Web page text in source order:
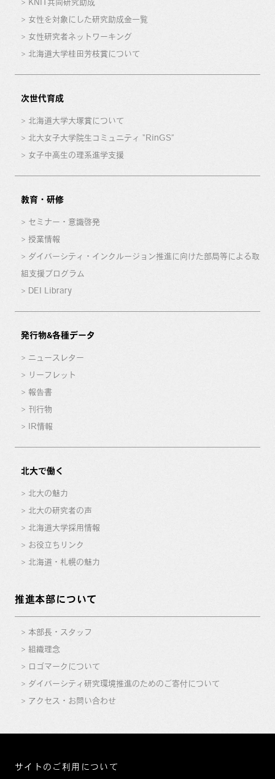
KNIT共同研究助成
女性を対象にした研究助成金一覧
女性研究者ネットワーキング
北海道大学桂田芳枝賞について
次世代育成
北海道大学大塚賞について
北大女子大学院生コミュニティ “RinGS”
女子中高生の理系進学支援
教育・研修
セミナー・意識啓発
授業情報
ダイバーシティ・インクルージョン推進に向けた部局等による取
組支援プログラム
DEI Library
発行物&各種データ
ニュースレター
リーフレット
報告書
刊行物
IR情報
北大で働く
北大の魅力
北大の研究者の声
北海道大学採用情報
お役立ちリンク
北海道・札幌の魅力
推進本部について
本部長・スタッフ
組織理念
ロゴマークについて
ダイバーシティ研究環境推進のためのご寄付について
アクセス・お問い合わせ
サイトのご利用について